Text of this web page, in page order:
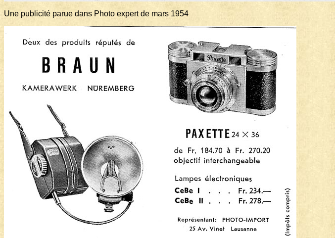
Une publicité parue dans Photo expert de mars 1954